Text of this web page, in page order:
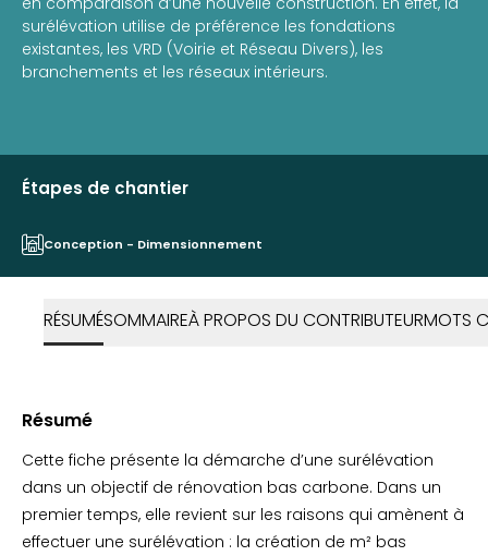
surélévation utilise de préférence les fondations
existantes, les VRD (Voirie et Réseau Divers), les
branchements et les réseaux intérieurs.
Étapes de chantier
Conception - Dimensionnement
RÉSUMÉSOMMAIREÀ PROPOS DU CONTRIBUTEURMOTS
Résumé
Cette fiche présente la démarche d’une surélévation
dans un objectif de rénovation bas carbone. Dans un
premier temps, elle revient sur les raisons qui amènent à
effectuer une surélévation : la création de m² bas